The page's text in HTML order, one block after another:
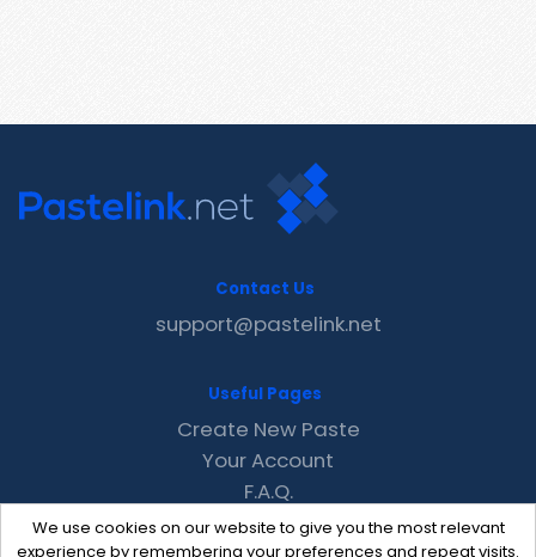
We use cookies on our website to give you the most relevant
experience by remembering your preferences and repeat visits.
Contact Us
support@pastelink.net
Useful Pages
Create New Paste
Your Account
F.A.Q.
Recent